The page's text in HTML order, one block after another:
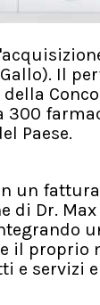
Il
300
Paese.
un
di Dr.
il
e servizi